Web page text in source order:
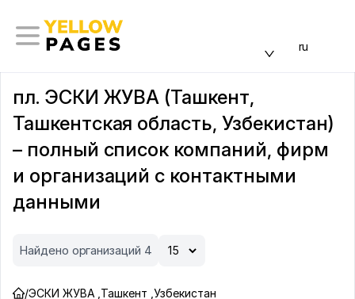
ru
пл. ЭСКИ ЖУВА (Ташкент,
Ташкентская область, Узбекистан)
– полный список компаний, фирм
и организаций с контактными
данными
Найдено организаций 4
/ЭСКИ ЖУВА Ташкент Узбекистан